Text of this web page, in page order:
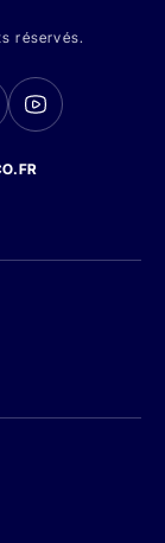
réservés.